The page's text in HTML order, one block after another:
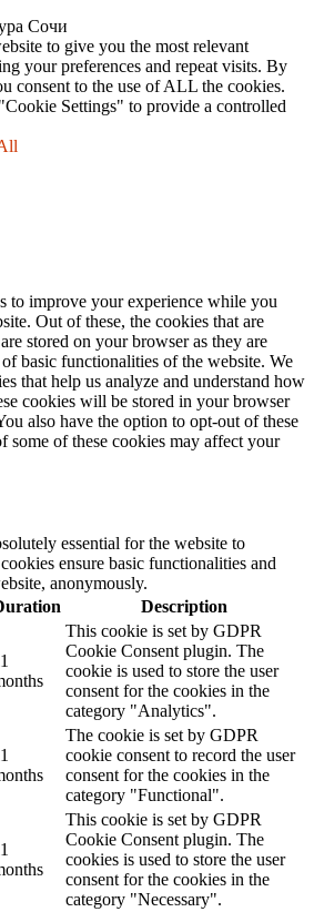
Сочи
to give you the most relevant
your preferences and repeat visits. By
consent to the use of ALL the cookies.
Settings" to provide a controlled
to improve your experience while you
Out of these, the cookies that are
stored on your browser as they are
basic functionalities of the website. We
that help us analyze and understand how
cookies will be stored in your browser
also have the option to opt-out of these
some of these cookies may affect your
essential for the website to
ensure basic functionalities and
anonymously.
Description
This cookie is set by GDPR
Cookie Consent plugin. The
cookie is used to store the user
consent for the cookies in the
category "Analytics".
The cookie is set by GDPR
cookie consent to record the user
consent for the cookies in the
category "Functional".
This cookie is set by GDPR
Cookie Consent plugin. The
cookies is used to store the user
consent for the cookies in the
category "Necessary".